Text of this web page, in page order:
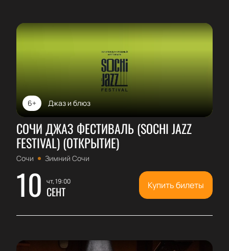
Джаз и блюз
6+
СОЧИ ДЖАЗ ФЕСТИВАЛЬ (SOCHI JAZZ
FESTIVAL) (ОТКРЫТИЕ)
Сочи Зимний Сочи
10 чт, 19:00
СЕНТ Купить билеты